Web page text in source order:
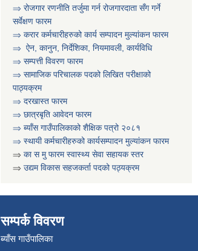
⇒ रोजगार रणनीति तर्जुमा गर्न रोजगारदाता सँग गर्ने
सर्वेक्षण फारम
⇒ करार कर्मचारीहरुको कार्य सम्पादन मुल्या‌ंकन फारम
⇒ ऐन, कानुन, निर्देशिका, नियमावली, कार्यविधि
⇒ सम्पत्ती विवरण फारम
⇒ सामाजिक परिचालक पदको लिखित परीक्षाको
पाठ्यक्रम
⇒ दरखास्त फारम
⇒ छात्रबृति आवेदन फारम
⇒ ब्याँस गाउँपालिकाको शैक्षिक पत्रो २०८१
⇒ स्थायी कर्मचारीहरुको कार्यसम्पादन मुल्यांकन फारम
⇒ का स मु फारम स्वास्थ्य सेवा सहायक स्तर
⇒ उद्यम विकास सहजकर्ता पदको पठ्यक्रम
सम्पर्क विवरण
ब्याँस गाउँपालिका